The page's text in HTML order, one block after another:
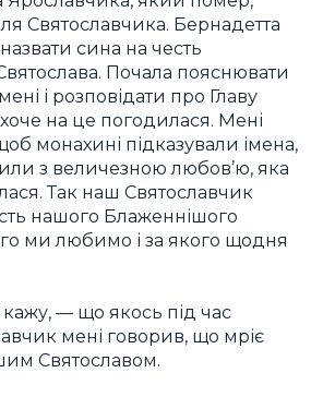
Святославчика. Бернадетта
сина на честь
Почала пояснювати
і розповідати про Главу
на це погодилася. Мені
монахині підказували імена,
з величезною любов’ю, яка
Так наш Святославчик
нашого Блаженнішого
ми любимо і за якого щодня
— що якось під час
мені говорив, що мріє
Святославом.